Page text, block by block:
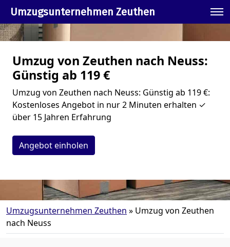
Umzugsunternehmen Zeuthen
Umzug von Zeuthen nach Neuss:
Günstig ab 119 €
Umzug von Zeuthen nach Neuss: Günstig ab 119 €:
Kostenloses Angebot in nur 2 Minuten erhalten ✓
über 15 Jahren Erfahrung
Angebot einholen
Umzugsunternehmen Zeuthen » Umzug von Zeuthen
nach Neuss